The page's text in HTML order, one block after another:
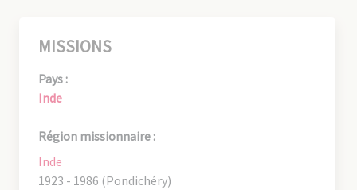
MISSIONS
Pays :
Inde
Région missionnaire :
Inde
1923 - 1986 (Pondichéry)